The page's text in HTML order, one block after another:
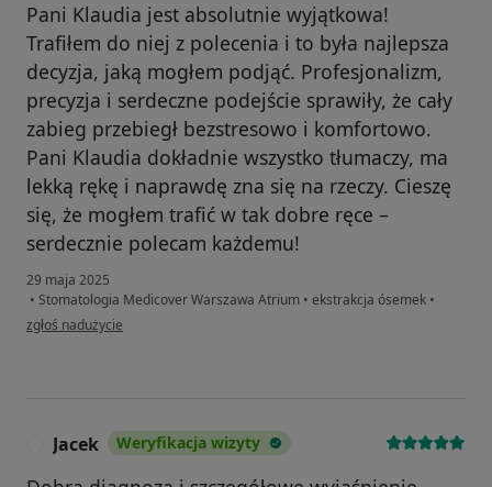
Pani Klaudia jest absolutnie wyjątkowa!
Trafiłem do niej z polecenia i to była najlepsza
decyzja, jaką mogłem podjąć. Profesjonalizm,
precyzja i serdeczne podejście sprawiły, że cały
zabieg przebiegł bezstresowo i komfortowo.
Pani Klaudia dokładnie wszystko tłumaczy, ma
lekką rękę i naprawdę zna się na rzeczy. Cieszę
się, że mogłem trafić w tak dobre ręce –
serdecznie polecam każdemu!
29 maja 2025
• Stomatologia Medicover Warszawa Atrium • ekstrakcja ósemek •
w opinii użytkownika Alan
zgłoś nadużycie
Jacek Weryfikacja wizyty